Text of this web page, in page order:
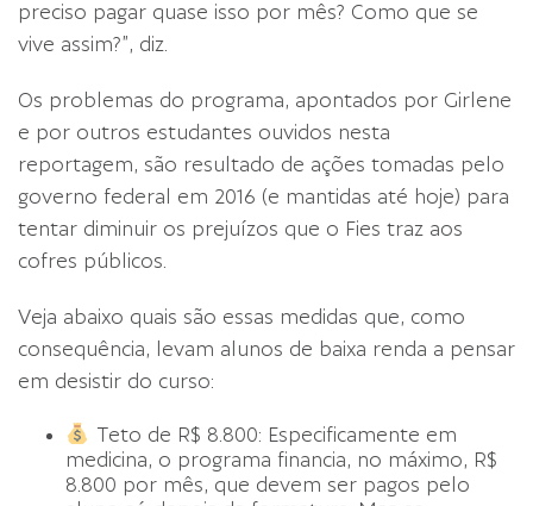
preciso pagar quase isso por mês? Como que se
vive assim?”, diz.
Os problemas do programa, apontados por Girlene
e por outros estudantes ouvidos nesta
reportagem, são resultado de ações tomadas pelo
governo federal em 2016 (e mantidas até hoje) para
tentar diminuir os prejuízos que o Fies traz aos
cofres públicos.
Veja abaixo quais são essas medidas que, como
consequência, levam alunos de baixa renda a pensar
em desistir do curso:
Teto de R$ 8.800: Especificamente em
medicina, o programa financia, no máximo, R$
8.800 por mês, que devem ser pagos pelo